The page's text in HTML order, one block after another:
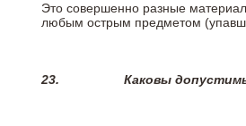
Это совершенно разные
любым острым предметом
23. Каковы